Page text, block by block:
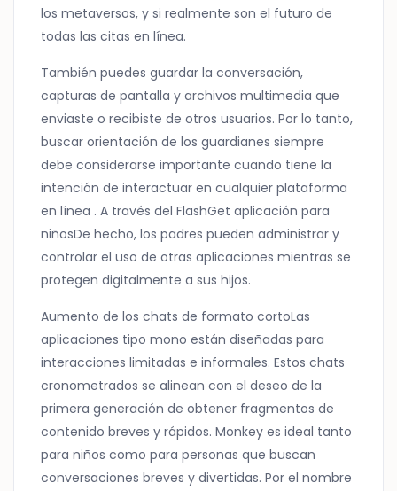
los metaversos, y si realmente son el futuro de
todas las citas en línea.
También puedes guardar la conversación,
capturas de pantalla y archivos multimedia que
enviaste o recibiste de otros usuarios. Por lo tanto,
buscar orientación de los guardianes siempre
debe considerarse importante cuando tiene la
intención de interactuar en cualquier plataforma
en línea . A través del FlashGet aplicación para
niñosDe hecho, los padres pueden administrar y
controlar el uso de otras aplicaciones mientras se
protegen digitalmente a sus hijos.
Aumento de los chats de formato cortoLas
aplicaciones tipo mono están diseñadas para
interacciones limitadas e informales. Estos chats
cronometrados se alinean con el deseo de la
primera generación de obtener fragmentos de
contenido breves y rápidos. Monkey es ideal tanto
para niños como para personas que buscan
conversaciones breves y divertidas. Por el nombre